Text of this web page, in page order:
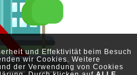
und Effektivität beim Besuch
wir Cookies. Weitere
der Verwendung von Cookies